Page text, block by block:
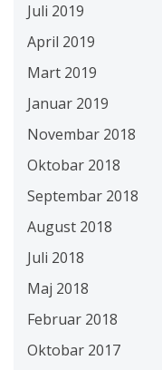
Juli 2019
April 2019
Mart 2019
Januar 2019
Novembar 2018
Oktobar 2018
Septembar 2018
August 2018
Juli 2018
Maj 2018
Februar 2018
Oktobar 2017